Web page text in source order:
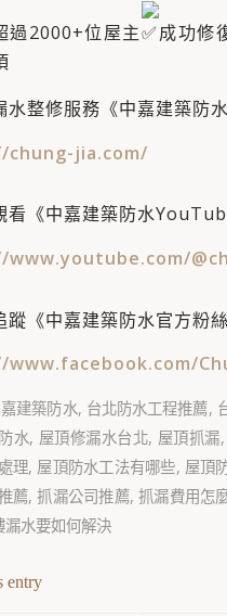
過2000+位屋主​
成功修
水整修服務《中嘉建築防水
jia.com/
看《中嘉建築防水
蹤《中嘉建築防水官方粉絲
建築防水, 台北防水工程推薦,
水, 屋頂修漏水台北, 屋頂抓漏,
理, 屋頂防水工法有哪些, 屋頂
薦,抓漏公司推薦,抓漏費用怎
漏水要如何解決
entry